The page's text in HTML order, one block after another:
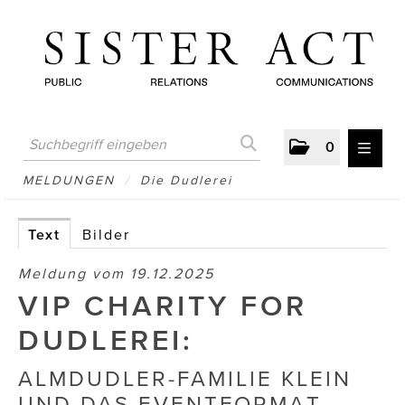
0
MELDUNGEN
AUSTRIAN PRESS DAY
ATELIER FĒ.
CUBE
MELDUNGEN / Die Dudlerei
Text Bilder
Meldung vom 19.12.2025
VIP CHARITY FOR
DUDLEREI:
ALMDUDLER-FAMILIE KLEIN